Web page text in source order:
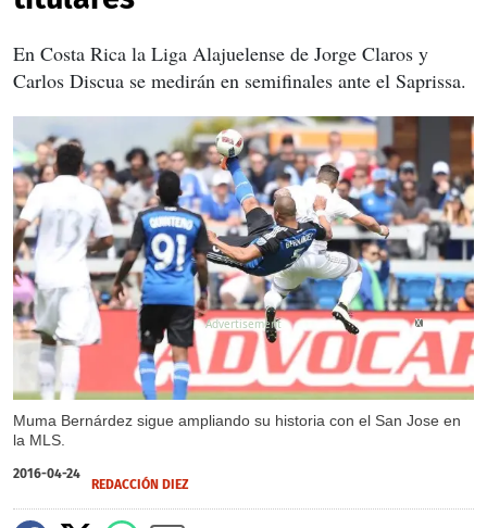
En Costa Rica la Liga Alajuelense de Jorge Claros y
Carlos Discua se medirán en semifinales ante el Saprissa.
Muma Bernárdez sigue ampliando su historia con el San Jose en
la MLS.
X
2016-04-24
REDACCIÓN DIEZ